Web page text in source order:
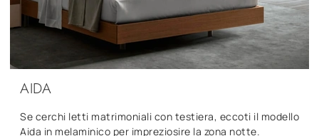
AIDA
Se cerchi letti matrimoniali con testiera, eccoti il modello
Aida in melaminico per impreziosire la zona notte.